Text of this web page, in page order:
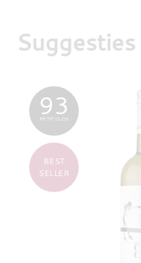
Suggesties
93
PETIT CLOS
BEST
SELLER